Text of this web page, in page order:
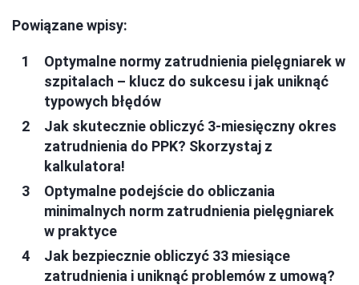
Powiązane wpisy:
Optymalne normy zatrudnienia pielęgniarek w
szpitalach – klucz do sukcesu i jak uniknąć
typowych błędów
Jak skutecznie obliczyć 3-miesięczny okres
zatrudnienia do PPK? Skorzystaj z
kalkulatora!
Optymalne podejście do obliczania
minimalnych norm zatrudnienia pielęgniarek
w praktyce
Jak bezpiecznie obliczyć 33 miesiące
zatrudnienia i uniknąć problemów z umową?